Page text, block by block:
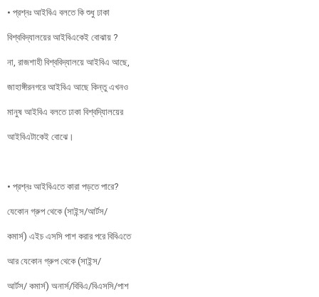
• প্রশ্নঃ আইবিএ বলতে কি শুধু ঢাকা
বিশ্ববিদ্যালয়ের আইবিএকেই বোঝায় ?
না, রাজশাহী বিশ্ববিদ্যালয়ে আইবিএ আছে,
জাহাঙ্গীরনগরে আইবিএ আছে কিন্তু এখনও
মানুষ আইবিএ বলতে ঢাকা বিশ্বদ্যিালয়ের
আইবিএটাকেই বোঝে।
• প্রশ্নঃ আইবিএতে কারা পড়তে পারে?
যেকোন গ্রুপ থেকে (সাইন্স/আর্টস/
কমার্স) এইচ এসসি পাশ করার পরে বিবিএতে
আর যেকোন গ্রুপ থেকে (সাইন্স/
আর্টস/ কমার্স) অনার্স/বিবিএ/বিএসসি/পাশ